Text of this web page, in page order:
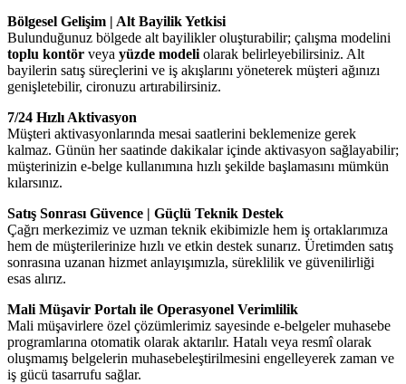
Bölgesel Gelişim | Alt Bayilik Yetkisi
Bulunduğunuz bölgede alt bayilikler oluşturabilir; çalışma modelini
toplu kontör veya yüzde modeli olarak belirleyebilirsiniz. Alt
bayilerin satış süreçlerini ve iş akışlarını yöneterek müşteri ağınızı
genişletebilir, cironuzu artırabilirsiniz.
7/24 Hızlı Aktivasyon
Müşteri aktivasyonlarında mesai saatlerini beklemenize gerek
kalmaz. Günün her saatinde dakikalar içinde aktivasyon sağlayabilir;
müşterinizin e-belge kullanımına hızlı şekilde başlamasını mümkün
kılarsınız.
Satış Sonrası Güvence | Güçlü Teknik Destek
Çağrı merkezimiz ve uzman teknik ekibimizle hem iş ortaklarımıza
hem de müşterilerinize hızlı ve etkin destek sunarız. Üretimden satış
sonrasına uzanan hizmet anlayışımızla, süreklilik ve güvenilirliği
esas alırız.
Mali Müşavir Portalı ile Operasyonel Verimlilik
Mali müşavirlere özel çözümlerimiz sayesinde e-belgeler muhasebe
programlarına otomatik olarak aktarılır. Hatalı veya resmî olarak
oluşmamış belgelerin muhasebeleştirilmesini engelleyerek zaman ve
iş gücü tasarrufu sağlar.